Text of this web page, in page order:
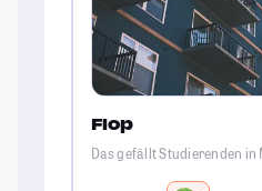
Flop
Das gefällt Studierenden in